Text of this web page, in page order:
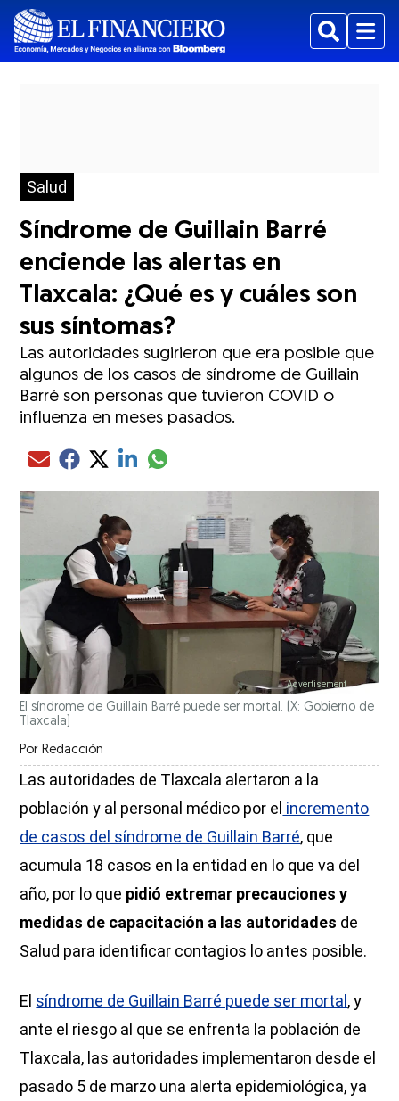
BuscarMenu
Salud
Síndrome de Guillain Barré
enciende las alertas en
Tlaxcala: ¿Qué es y cuáles son
sus síntomas?
Las autoridades sugirieron que era posible que
algunos de los casos de síndrome de Guillain
Barré son personas que tuvieron COVID o
influenza en meses pasados.
Compartir el artículo actual mediante Email
Compartir el artículo actual mediante Facebook
Compartir el artículo actual mediante Twitter
Compartir el artículo actual mediante LinkedIn
Compartir el artículo actual mediante
El síndrome de Guillain Barré puede ser mortal. (X: Gobierno de
Tlaxcala)
Por Redacción
Las autoridades de Tlaxcala alertaron a la
población y al personal médico por el incremento
de casos del síndrome de Guillain Barré, que
acumula 18 casos en la entidad en lo que va del
año, por lo que pidió extremar precauciones y
medidas de capacitación a las autoridades de
Salud para identificar contagios lo antes posible.
El síndrome de Guillain Barré puede ser mortal, y
ante el riesgo al que se enfrenta la población de
Tlaxcala, las autoridades implementaron desde el
pasado 5 de marzo una alerta epidemiológica, ya